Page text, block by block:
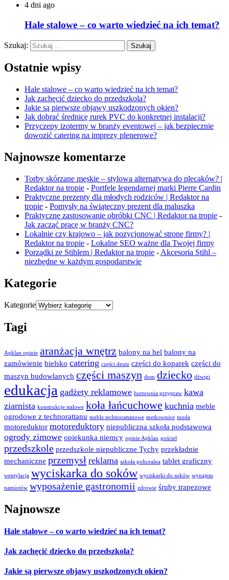
4 dni ago
Hale stalowe – co warto wiedzieć na ich temat?
Szukaj:
Ostatnie wpisy
Hale stalowe – co warto wiedzieć na ich temat?
Jak zachęcić dziecko do przedszkola?
Jakie są pierwsze objawy uszkodzonych okien?
Jak dobrać średnicę rurek PVC do konkretnej instalacji?
Przyczepy izotermy w branży eventowej – jak bezpiecznie
dowozić catering na imprezy plenerowe?
Najnowsze komentarze
Torby skórzane męskie – stylowa alternatywa do plecaków? |
Redaktor na tropie - Portfele legendarnej marki Pierre Cardin
Praktyczne prezenty dla młodych rodziców | Redaktor na
tropie - Pomysły na świąteczny prezent dla maluszka
Praktyczne zastosowanie obróbki CNC | Redaktor na tropie -
Jak zacząć pracę w branży CNC?
Lokalnie czy krajowo – jak pozycjonować stronę firmy? |
Redaktor na tropie - Lokalne SEO ważne dla Twojej firmy
Porządki ze Stihlem | Redaktor na tropie - Akcesoria Stihl –
niezbędne w każdym gospodarstwie
Kategorie
Kategorie
Tagi
Apklan opinie aranżacja wnętrz balony na hel balony na
zamówienie bielsko catering części deutz części do koparek części do
maszyn budowlanych części maszyn dom dziecko dźwigi
edukacja gadżety reklamowe hurtownia przypraw kawa
ziarnista konstrukcje stalowe koła łańcuchowe kuchnia meble
ogrodowe z technorattanu meble technorattanowe metkownice moda
motoreduktor motoreduktory niepubliczna szkoła podstawowa
ogrody zimowe opiekunka niemcy opinie Apklan pościel
przedszkole przedszkole niepubliczne Tychy przekładnie
mechaniczne przemysł reklama szkoła policealna tablet graficzny
wentylacja wyciskarka do soków wyciskarki do soków wynajem
namiotów wyposażenie gastronomii zdrowie śruby trapezowe
Najnowsze
Hale stalowe – co warto wiedzieć na ich temat?
Jak zachęcić dziecko do przedszkola?
Jakie są pierwsze objawy uszkodzonych okien?